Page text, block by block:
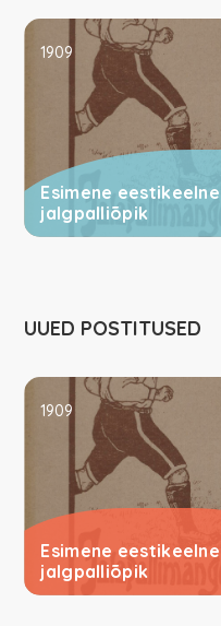
Esimene eestikeelne
jalgpalliõpik
1909
UUED POSTITUSED
Esimene eestikeelne
jalgpalliõpik
1909